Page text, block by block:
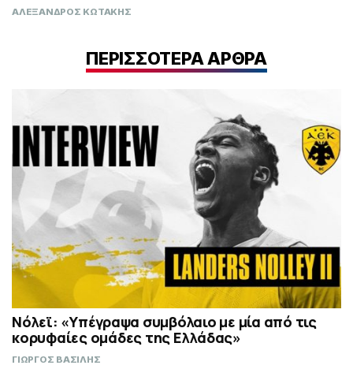
ΑΛΕΞΑΝΔΡΟΣ ΚΩΤΑΚΗΣ
ΠΕΡΙΣΣΟΤΕΡΑ ΑΡΘΡΑ
Νόλεϊ: «Υπέγραψα συμβόλαιο με μία από τις
κορυφαίες ομάδες της Ελλάδας»
ΓΙΩΡΓΟΣ ΒΑΣΙΛΗΣ